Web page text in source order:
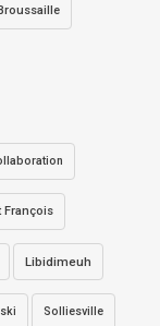
Broussaille
François
Libidimeuh
Solliesville